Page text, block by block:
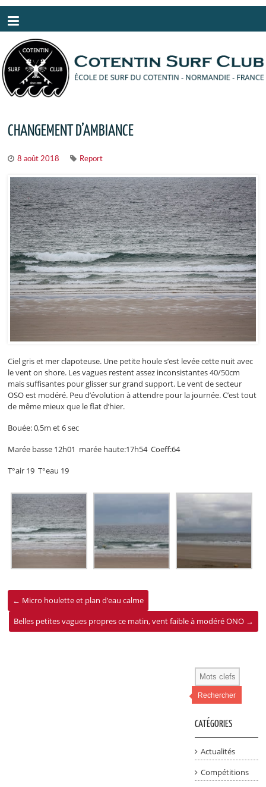
CHANGEMENT D’AMBIANCE
8 août 2018 Report
Ciel gris et mer clapoteuse. Une petite houle s’est levée cette nuit avec
le vent on shore. Les vagues restent assez inconsistantes 40/50cm
mais suffisantes pour glisser sur grand support. Le vent de secteur
OSO est modéré. Peu d’évolution à attendre pour la journée. C’est tout
de même mieux que le flat d’hier.
Bouée: 0,5m et 6 sec
Marée basse 12h01 marée haute:17h54 Coeff:64
T°air 19 T°eau 19
← Micro houlette et plan d’eau calme
Belles petites vagues propres ce matin, vent faible à modéré ONO →
Rechercher
CATÉGORIES
Actualités
Compétitions
Panneau de gestion des cookies